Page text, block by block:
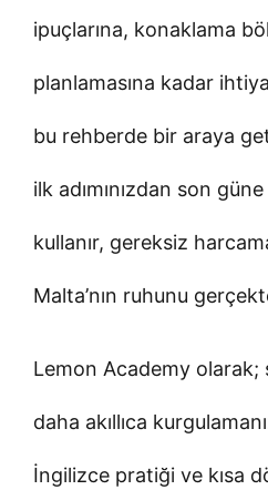
ipuçlarına, konaklama
planlamasına kadar
bu rehberde bir araya
ilk adımınızdan son
kullanır, gereksiz
Malta’nın ruhunu
Lemon Academy olarak;
daha akıllıca
İngilizce pratiği ve kısa